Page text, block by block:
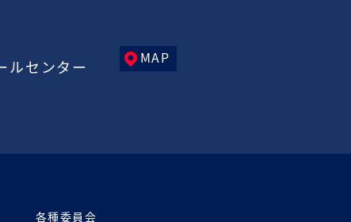
ルセンター MAP
各種委員会